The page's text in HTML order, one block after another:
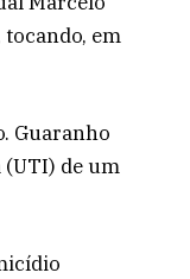
em
Guaranho
de um